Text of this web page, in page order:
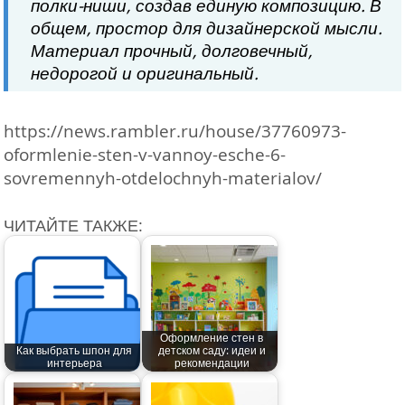
полки-ниши, создав единую композицию. В
общем, простор для дизайнерской мысли.
Материал прочный, долговечный,
недорогой и оригинальный.
https://news.rambler.ru/house/37760973-
oformlenie-sten-v-vannoy-esche-6-
sovremennyh-otdelochnyh-materialov/
ЧИТАЙТЕ ТАКЖЕ:
Как выбрать шпон для
интерьера
Оформление стен в
детском саду: идеи и
рекомендации